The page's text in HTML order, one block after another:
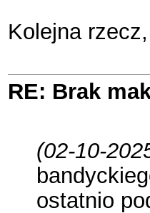
Kolejna
RE: Brak
(02-10-
ostatnio